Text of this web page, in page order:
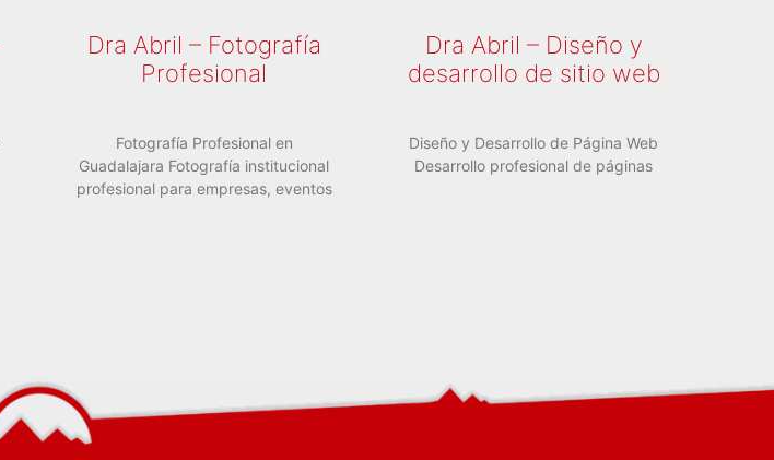
Dra Abril – Fotografía
Profesional
Fotografía Profesional en
Guadalajara Fotografía institucional
profesional para empresas, eventos
Dra Abril – Diseño y
desarrollo de sitio web
Diseño y Desarrollo de Página Web
Desarrollo profesional de páginas